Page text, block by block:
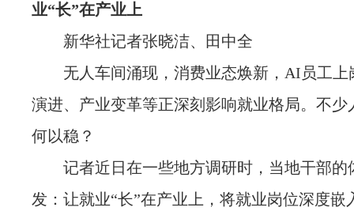
业“长”在产业上
新华社记者张晓洁、田中全
无人车间涌现，消费业态焕新，AI员工
演进、产业变革等正深刻影响就业格局。不少
何以稳？
记者近日在一些地方调研时，当地干部的
发：让就业“长”在产业上，将就业岗位深度嵌